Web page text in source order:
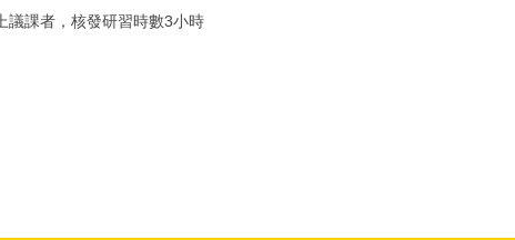
議課者，核發研習時數3小時